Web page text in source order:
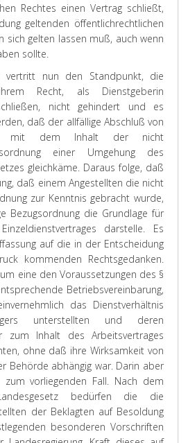
Rechtes einen Vertrag schließt,
geltenden öffentlichrechtlichen
sich gelten lassen muß, auch wenn
sollte.
vertritt nun den Standpunkt, die
Recht, als Dienstgeberin
nicht gehindert und es
daß der allfällige Abschluß von
mit dem Inhalt der nicht
einer Umgehung des
gleichkäme. Daraus folge, daß
daß einem Angestellten die nicht
zur Kenntnis gebracht wurde,
Bezugsordnung die Grundlage für
darstelle. Es
auf die in der Entscheidung
kommenden Rechtsgedanken.
eine den Voraussetzungen des §
Betriebsvereinbarung,
das Dienstverhältnis
unterstellten und deren
zum Inhalt des Arbeitsvertrages
ohne daß ihre Wirksamkeit von
Behörde abhängig war. Darin aber
vorliegenden Fall. Nach dem
bedürfen die die
der Beklagten auf Besoldung
besonderen Vorschriften